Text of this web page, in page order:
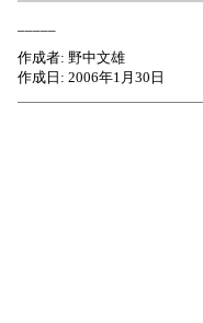
作成者: 野中文雄
作成日: 2006年1月30日